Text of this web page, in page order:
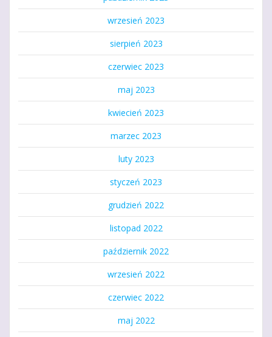
wrzesień 2023
sierpień 2023
czerwiec 2023
maj 2023
kwiecień 2023
marzec 2023
luty 2023
styczeń 2023
grudzień 2022
listopad 2022
październik 2022
wrzesień 2022
czerwiec 2022
maj 2022